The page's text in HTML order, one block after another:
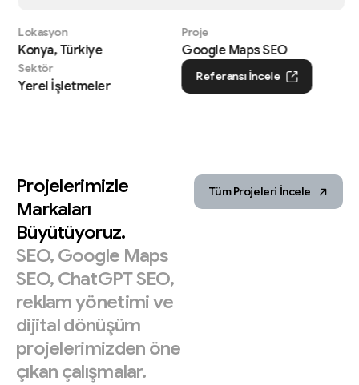
Lokasyon
Konya, Türkiye
Proje
Google Maps SEO
Sektör
Yerel İşletmeler
Referansı İncele
Projelerimizle
Markaları
Büyütüyoruz.
SEO, Google Maps
SEO, ChatGPTSEO,
reklamyönetimive
dijitaldönüşüm
projelerimizden öne
çıkan çalışmalar.
Tüm Projeleri İncele